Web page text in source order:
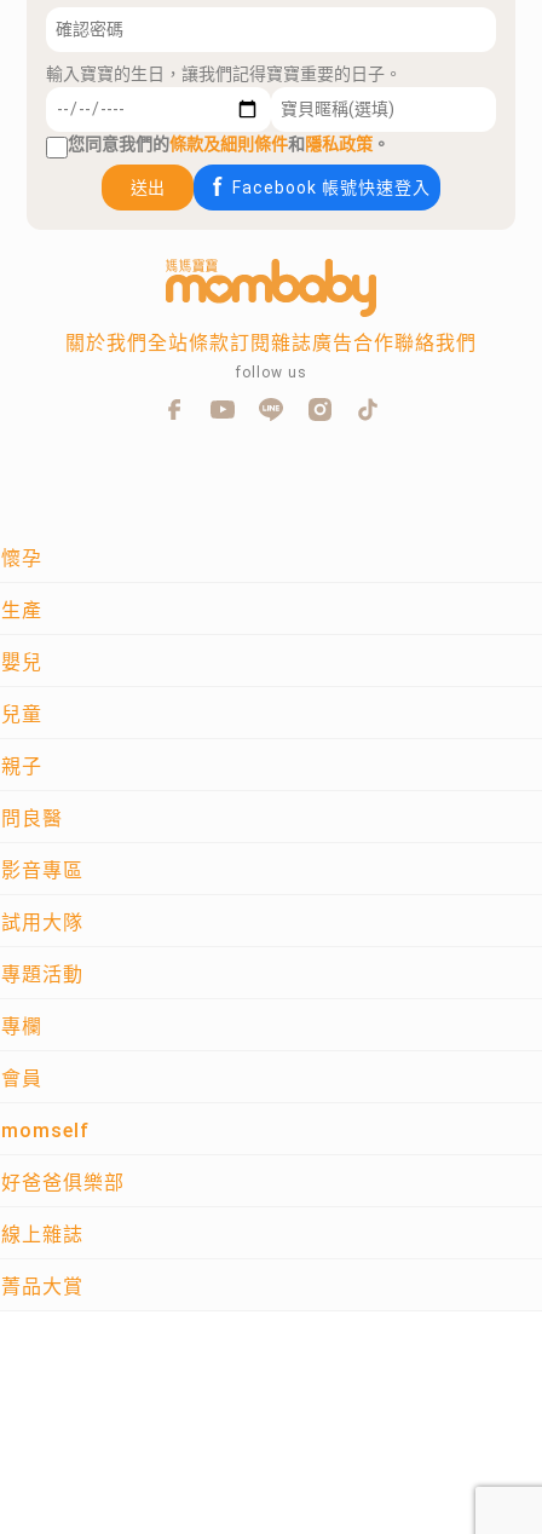
輸入寶寶的生日，讓我們記得寶寶重要的日子。
您同意我們的條款及細則條件和隱私政策 。
送出 Facebook 帳號快速登入
懷孕
生產
嬰兒
兒童
親子
問良醫
影音專區
試用大隊
專題活動
專欄
會員
momself
好爸爸俱樂部
線上雜誌
菁品大賞
關於我們全站條款訂閱雜誌廣告合作聯絡我們
follow us